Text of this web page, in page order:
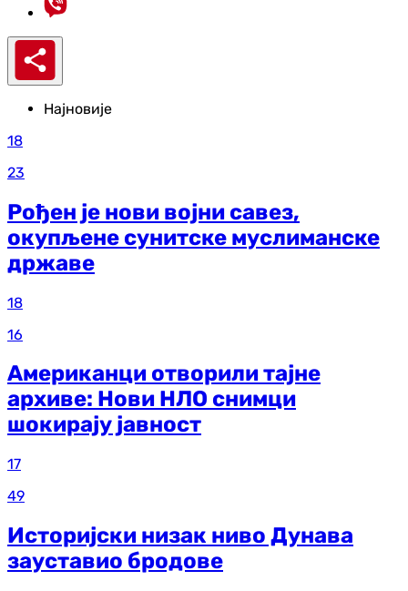
Најновије
18
23
Рођен је нови војни савез,
окупљене сунитске муслиманске
државе
18
16
Американци отворили тајне
архиве: Нови НЛО снимци
шокирају јавност
17
49
Историјски низак ниво Дунава
зауставио бродове